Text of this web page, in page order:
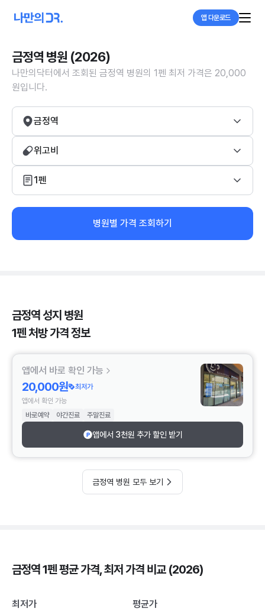
앱 다운로드
금정역 병원 (2026)
나만의닥터에서 조회된 금정역 병원의 1펜 최저 가격은 20,000
원입니다.
금정역
위고비
1펜
병원별 가격 조회하기
금정역 성지 병원
1펜 처방 가격 정보
앱에서 바로 확인 가능
20,000원
최저가
앱에서 확인 가능
바로예약
야간진료 주말진료
앱에서 3천원 추가 할인 받기
금정역 병원 모두 보기
금정역 1펜 평균 가격, 최저 가격 비교 (2026)
최저가 평균가